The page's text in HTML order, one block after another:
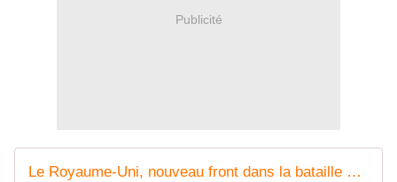
Publicité
Le Royaume-Uni, nouveau front dans la bataille européenne du gaz de schiste